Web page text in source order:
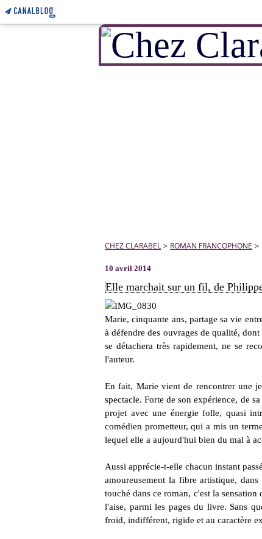
CHEZ CLARABEL > ROMAN FRANCOPHONE >
10 avril 2014
Elle marchait sur un fil, de
Marie, cinquante ans, partage sa vie
à défendre des ouvrages de qualité,
se détachera très rapidement, ne se
l'auteur.
En fait, Marie vient de rencontrer une
spectacle. Forte de son expérience, de
projet avec une énergie folle, quasi
comédien prometteur, qui a mis un
lequel elle a aujourd'hui bien du mal à
Aussi apprécie-t-elle chacun instant
amoureusement la fibre artistique,
touché dans ce roman, c'est la
l'aise, parmi les pages du livre. Sans
froid, indifférent, rigide et au caractère